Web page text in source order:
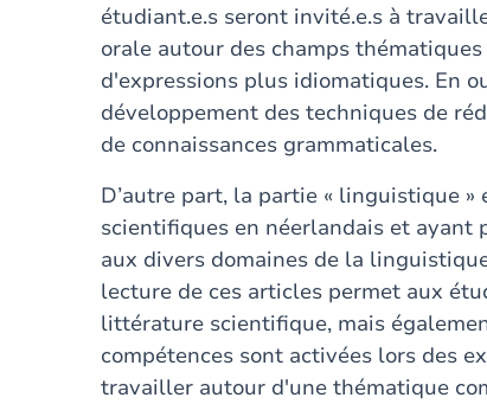
étudiant.e.s seront invité.e.s à
orale autour des champs
d'expressions plus idiomatiques. En
développement des techniques de
de connaissances grammaticales.
D’autre part, la partie « linguistique
scientifiques en néerlandais et ayant
aux divers domaines de la
lecture de ces articles permet aux
littérature scientifique, mais
compétences sont activées lors des
travailler autour d'une thématique